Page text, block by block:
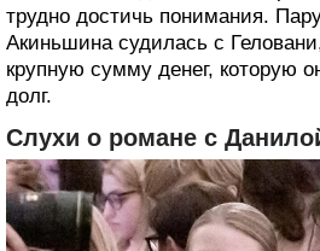
трудно достичь понимания.
Акиньшина судилась с
крупную сумму денег, которую
долг.
Слухи о романе с